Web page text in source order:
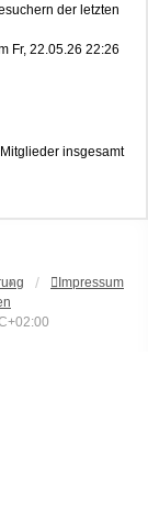
der letzten
Fr, 22.05.26 22:26
Mitglieder insgesamt
Impressum